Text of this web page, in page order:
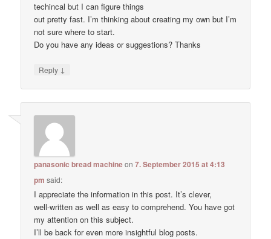
techincal but I can figure things
out pretty fast. I’m thinking about creating my own but I’m
not sure where to start.
Do you have any ideas or suggestions? Thanks
Reply ↓
panasonic bread machineon7. September 2015 at 4:13
pm said:
I appreciate the information in this post. It’s clever,
well-written as well as easy to comprehend. You have got
my attention on this subject.
I’ll be back for even more insightful blog posts.